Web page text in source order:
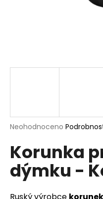
Průměrné
produktu
je
0,0
z
hvězdiček.
Neohodnoceno
Korunka
dýmku -
?
D
o
p
o